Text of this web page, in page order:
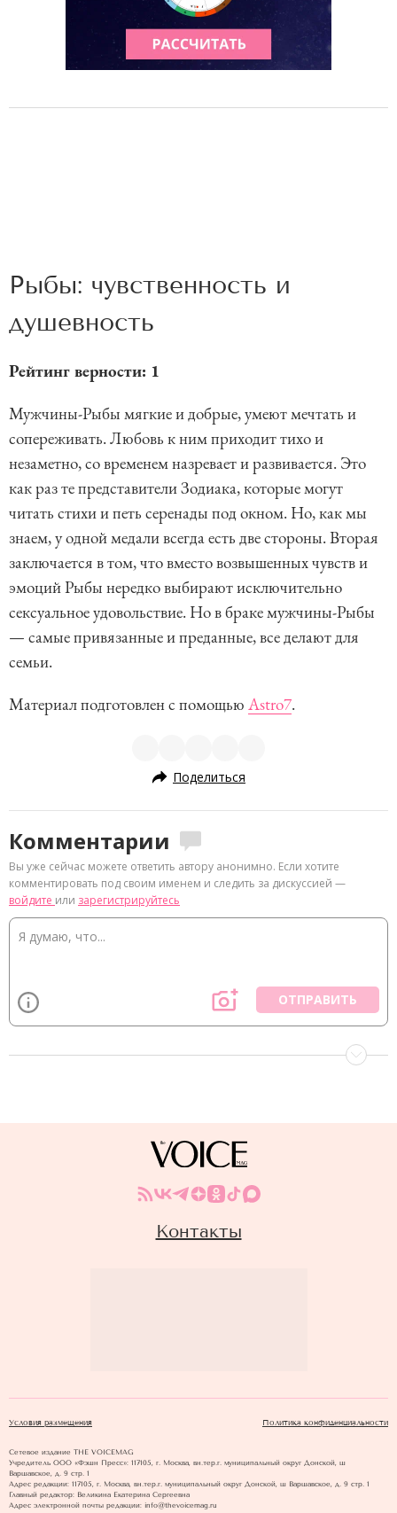
Рыбы: чувственность и
душевность
Рейтинг верности: 1
Мужчины-Рыбы мягкие и добрые, умеют мечтать и
сопереживать. Любовь к ним приходит тихо и
незаметно, со временем назревает и развивается. Это
как раз те представители Зодиака, которые могут
читать стихи и петь серенады под окном. Но, как мы
знаем, у одной медали всегда есть две стороны. Вторая
заключается в том, что вместо возвышенных чувств и
эмоций Рыбы нередко выбирают исключительно
сексуальное удовольствие. Но в браке мужчины-Рыбы
— самые привязанные и преданные, все делают для
семьи.
Материал подготовлен с помощью Astro7.
Поделиться
Комментарии
Вы уже сейчас можете ответить автору анонимно. Если хотите
комментировать под своим именем и следить за дискуссией —
войдите или зарегистрируйтесь
ОТПРАВИТЬ
Контакты
Условия размещения Политика конфиденциальности
Сетевое издание THE VOICEMAG
Учредитель ООО «Фэшн Пресс»: 117105, г. Москва, вн.тер.г. муниципальный округ Донской, ш
Варшавское, д. 9 стр. 1
Адрес редакции: 117105, г. Москва, вн.тер.г. муниципальный округ Донской, ш Варшавское, д. 9 стр. 1
Главный редактор: Великина Екатерина Сергеевна
Адрес электронной почты редакции: info@thevoicemag.ru